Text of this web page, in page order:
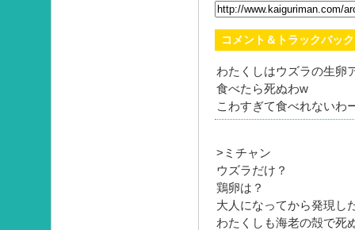
コメント＆トラックバック
わたくしはウズラの生卵
食べたら死ぬわw
こわすぎて食べれないわ
>ミチャン
ウズラだけ？
鶏卵は？
大人になってから発現し
わたくしも海老の殻で死